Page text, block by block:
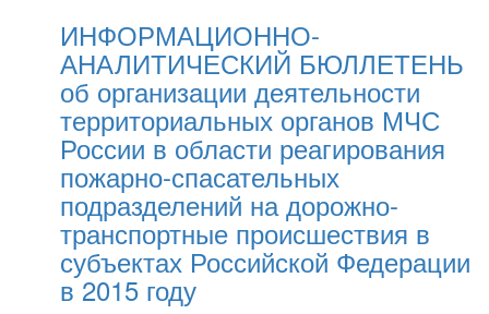
ИНФОРМАЦИОННО-
АНАЛИТИЧЕСКИЙ БЮЛЛЕТЕНЬ
об организации деятельности
территориальных органов МЧС
России в области реагирования
пожарно-спасательных
подразделений на дорожно-
транспортные происшествия в
субъектах Российской Федерации
в 2015 году